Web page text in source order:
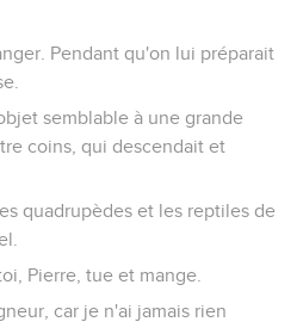
Pendant qu'on lui préparait
semblable à une grande
coins, qui descendait et
quadrupèdes et les reptiles de
Pierre, tue et mange.
car je n'ai jamais rien